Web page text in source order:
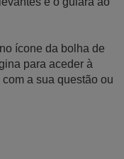
ícone da bolha de
para aceder à
a sua questão ou